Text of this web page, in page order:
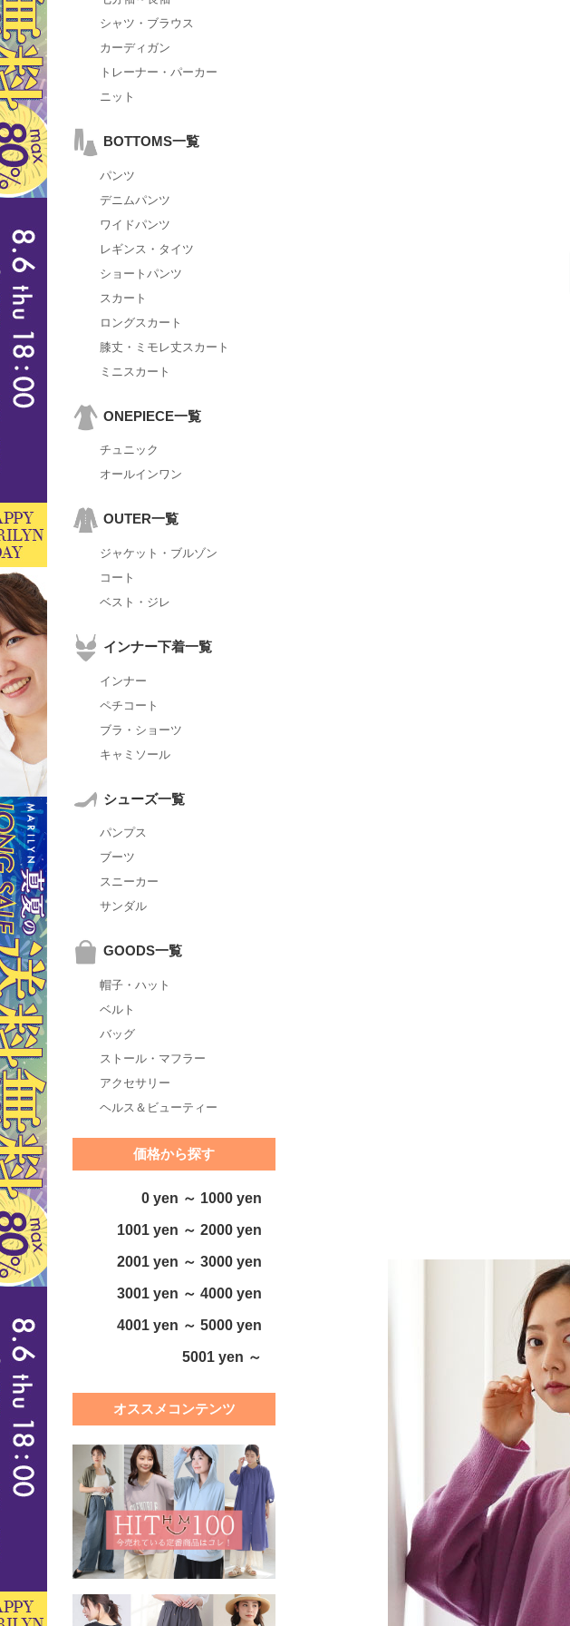
シャツ・ブラウス
カーディガン
トレーナー・パーカー
ニット
BOTTOMS一覧
パンツ
デニムパンツ
ワイドパンツ
レギンス・タイツ
ショートパンツ
スカート
ロングスカート
膝丈・ミモレ丈スカート
ミニスカート
ONEPIECE一覧
チュニック
オールインワン
OUTER一覧
ジャケット・ブルゾン
コート
ベスト・ジレ
インナー下着一覧
インナー
ペチコート
ブラ・ショーツ
キャミソール
シューズ一覧
パンプス
ブーツ
スニーカー
サンダル
GOODS一覧
帽子・ハット
ベルト
バッグ
ストール・マフラー
アクセサリー
ヘルス＆ビューティー
価格から探す
0 yen ～ 1000 yen
1001 yen ～ 2000 yen
2001 yen ～ 3000 yen
3001 yen ～ 4000 yen
4001 yen ～ 5000 yen
5001 yen ～
オススメコンテンツ